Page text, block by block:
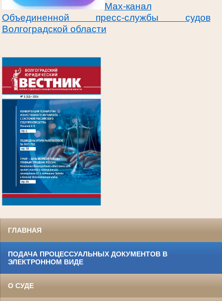
Max-канал
Объединенной пресс-службы судов
Волгоградской области
ГЛАВНАЯ
ПОДАЧА ПРОЦЕССУАЛЬНЫХ ДОКУМЕНТОВ В
ЭЛЕКТРОННОМ ВИДЕ
О СУДЕ